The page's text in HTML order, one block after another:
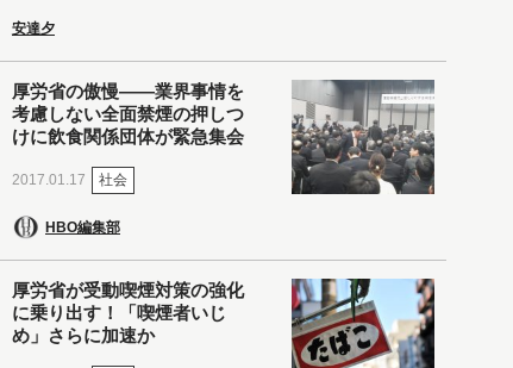
安達夕
厚労省の傲慢――業界事情を
考慮しない全面禁煙の押しつ
けに飲食関係団体が緊急集会
2017.01.17 社会
HBO編集部
厚労省が受動喫煙対策の強化
に乗り出す！「喫煙者いじ
め」さらに加速か